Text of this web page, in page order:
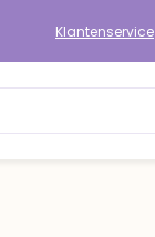
Klantenservice